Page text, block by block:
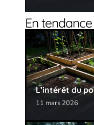
En tendance
L’intérêt du
11 mars 2026